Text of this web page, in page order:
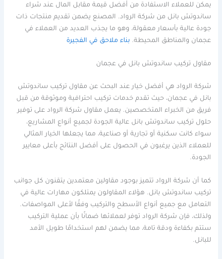
يمكن للعملاء الاستفادة من أفضل قيمة مقابل المال عند شراء
ساندوتش بانل من شركة الرواد. المصنع يضمن تقديم منتجات ذات
جودة عالية بأسعار معقولة، وهو ما يجذب العديد من العملاء في
عجمان والمناطق المحيطة. بناء ملاحق في الفجيرة
مقاول تركيب ساندوتش بانل في عجمان
شركة الرواد هي أفضل خيار عند البحث عن مقاول تركيب ساندوتش
بانل في عجمان، حيث تقدم خدمات تركيب احترافية وموثوقة من قبل
فريق من الخبراء المتخصصين. يعمل مقاول شركة الرواد على توفير
حلول تركيب ساندوتش بانل عالية الجودة لجميع أنواع المشاريع،
سواء كانت سكنية أو تجارية أو صناعية، مما يجعلها الخيار المثالي
للعملاء الذين يرغبون في الحصول على أفضل النتائج بأعلى معايير
الجودة.
كما أن شركة الرواد تتميز بوجود مقاولين معتمدين يتقنون كل جوانب
تركيب ساندوتش بانل. هؤلاء المقاولون يمتلكون مهارات عالية في
التعامل مع جميع أنواع الأسطح والتركيب وفقًا لأعلى المواصفات.
ولذلك، فإن شركة الرواد توفر لعملائها ضمانًا بأن عملية التركيب
ستتم بكفاءة ودقة تامة، مما يضمن لهم استخدامًا طويل الأمد
للبانل.